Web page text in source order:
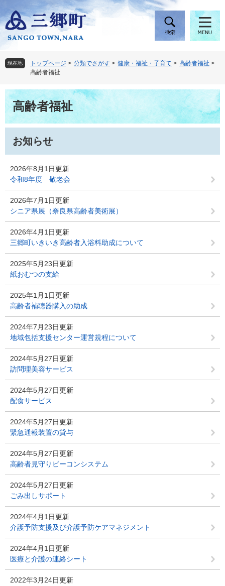
ー
ジ
頭
で
。
ニ
ュ
飛
ば
て
現在地 トップページ > 分類でさがす > 健康・福祉・子育て > 高齢者福祉 >
高齢者福祉
本
文高齢者福祉
お知らせ
2026年8月1日更新
令和8年度 敬老会
2026年7月1日更新
シニア県展（奈良県高齢者美術展）
2026年4月1日更新
三郷町いきいき高齢者入浴料助成について
2025年5月23日更新
紙おむつの支給
2025年1月1日更新
高齢者補聴器購入の助成
2024年7月23日更新
地域包括支援センター運営規程について
2024年5月27日更新
訪問理美容サービス
2024年5月27日更新
配食サービス
2024年5月27日更新
緊急通報装置の貸与
2024年5月27日更新
高齢者見守りビーコンシステム
2024年5月27日更新
ごみ出しサポート
2024年4月1日更新
介護予防支援及び介護予防ケアマネジメント
2024年4月1日更新
医療と介護の連絡シート
2022年3月24日更新